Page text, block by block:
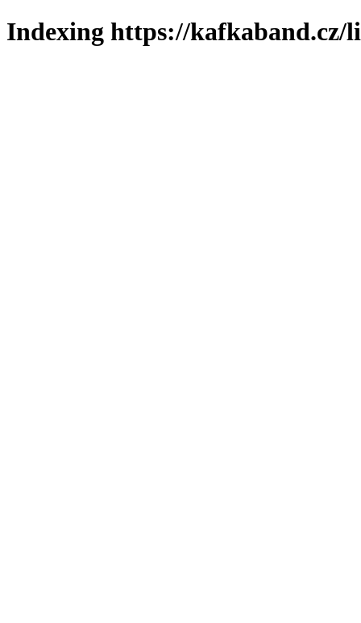
Indexing https://kafkaband.cz/